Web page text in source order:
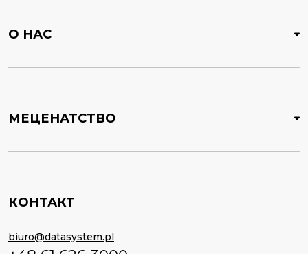
О НАС
МЕЦЕНАТСТВО
КОНТАКТ
biuro@datasystem.pl